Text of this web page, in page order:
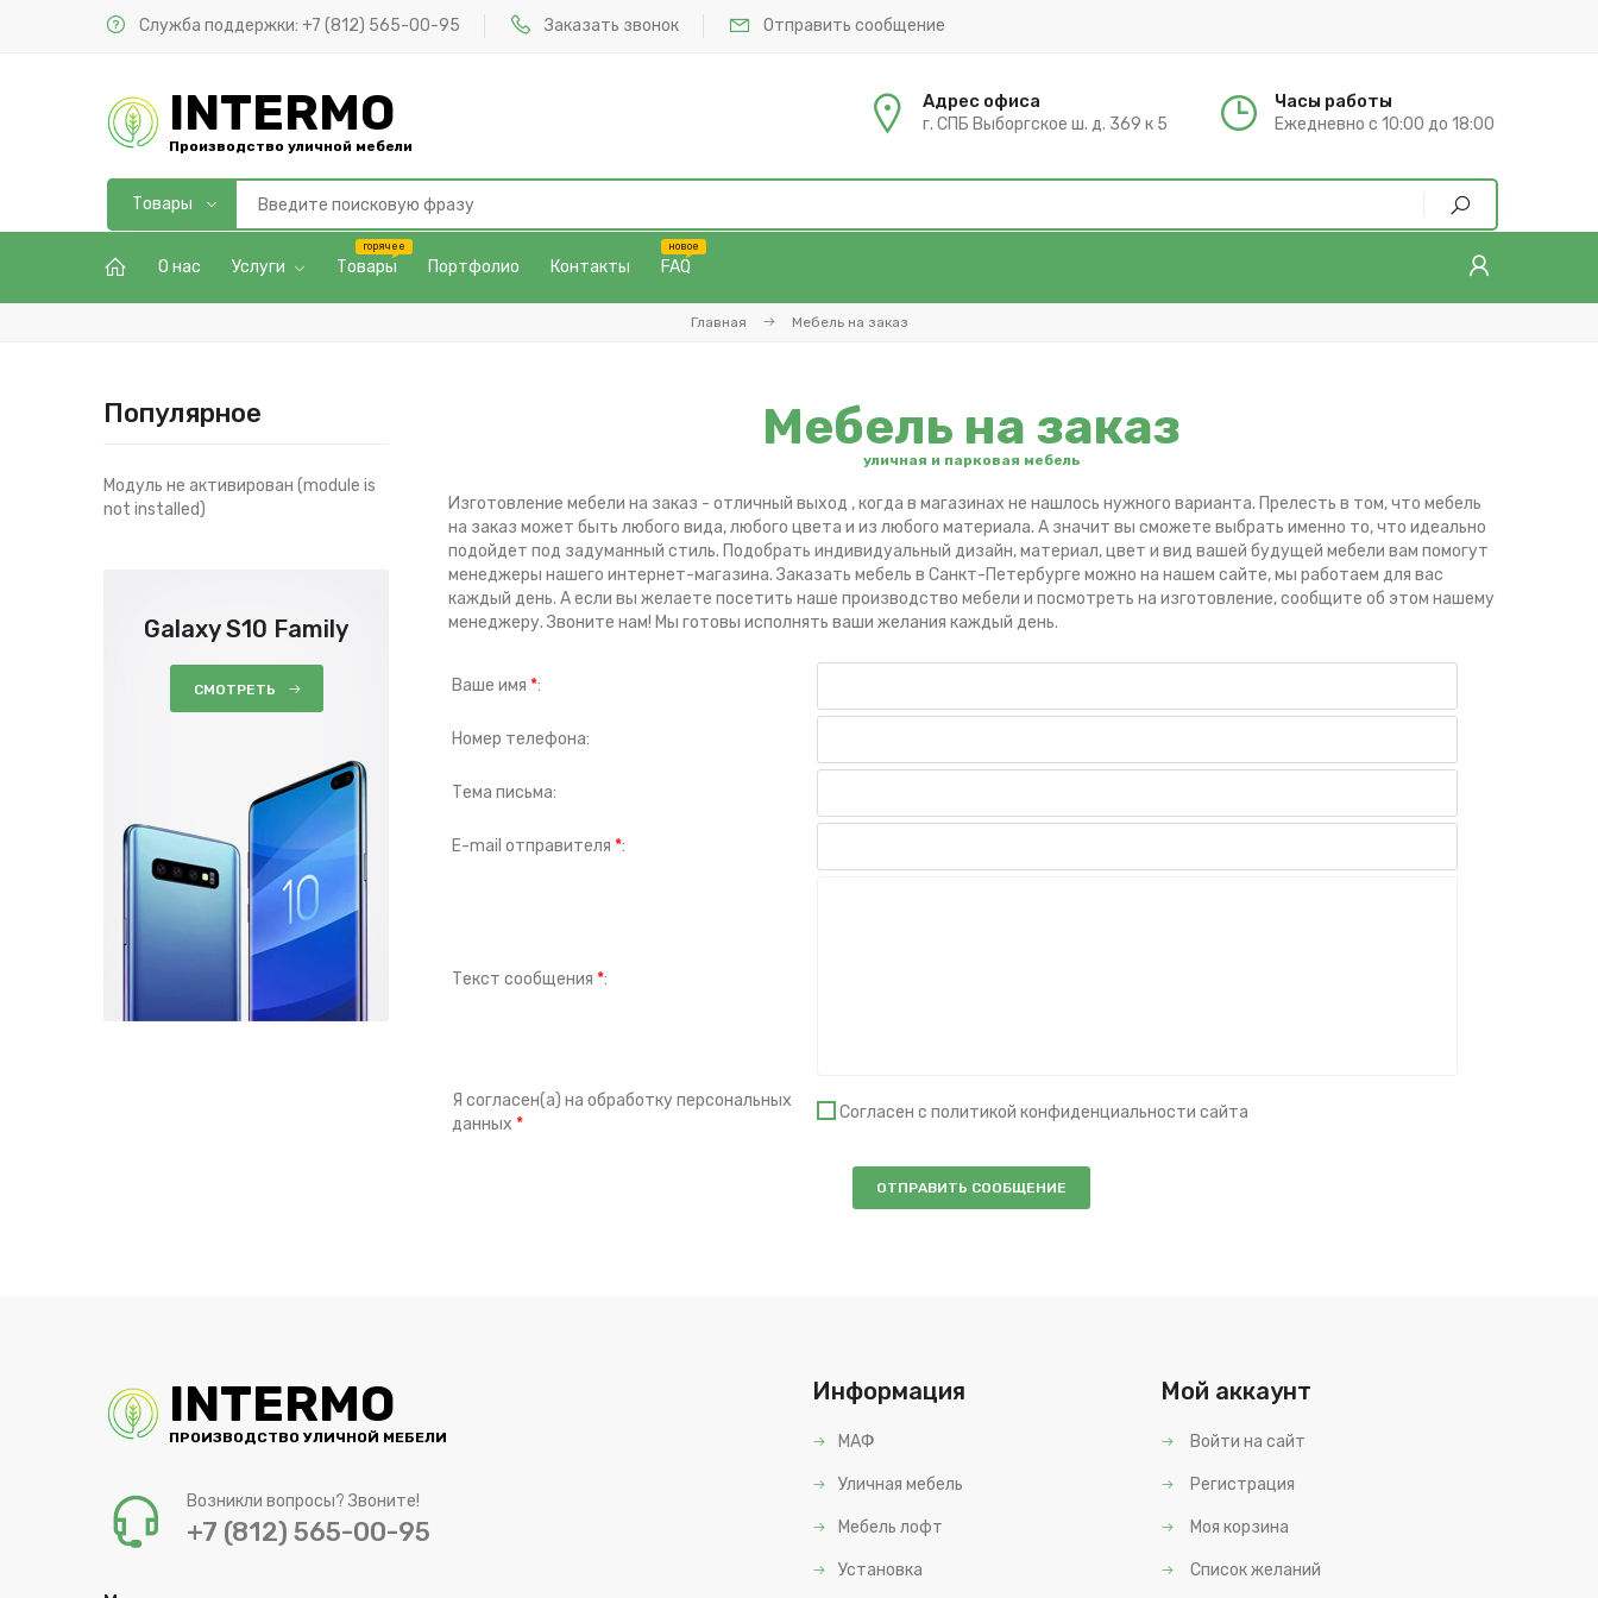
Служба поддержки: +7 (812) 565-00-95 Заказать звонок Отправить сообщение
INTERMO
Производство уличной мебели
Адрес офиса
г. СПБ Выборгское ш. д. 369 к 5
Часы работы
Ежедневно с 10:00 до 18:00
О нас Услуги Товары Портфолио Контакты FAQ
Главная Мебель на заказ
Мебель на заказ
уличная и парковая мебель
Изготовление мебели на заказ - отличный выход , когда в магазинах не нашлось нужного варианта. Прелесть в том, что мебель
на заказ может быть любого вида, любого цвета и из любого материала. А значит вы сможете выбрать именно то, что идеально
подойдет под задуманный стиль. Подобрать индивидуальный дизайн, материал, цвет и вид вашей будущей мебели вам помогут
менеджеры нашего интернет-магазина. Заказать мебель в Санкт-Петербурге можно на нашем сайте, мы работаем для вас
каждый день. А если вы желаете посетить наше производство мебели и посмотреть на изготовление, сообщите об этом нашему
менеджеру. Звоните нам! Мы готовы исполнять ваши желания каждый день.
Ваше имя *:
Номер телефона:
Тема письма:
E-mail отправителя *:
Текст сообщения *:
Я согласен(а) на обработку персональных
данных *
Согласен с политикой конфиденциальности сайта
Популярное
Модуль не активирован (module is
not installed)
Galaxy S10 Family
СМОТРЕТЬ
INTERMO
ПРОИЗВОДСТВО УЛИЧНОЙ МЕБЕЛИ
Возникли вопросы? Звоните!
+7 (812) 565-00-95
Информация
МАФ
Уличная мебель
Мебель лофт
Установка
Мой аккаунт
Войти на сайт
Регистрация
Моя корзина
Список желаний